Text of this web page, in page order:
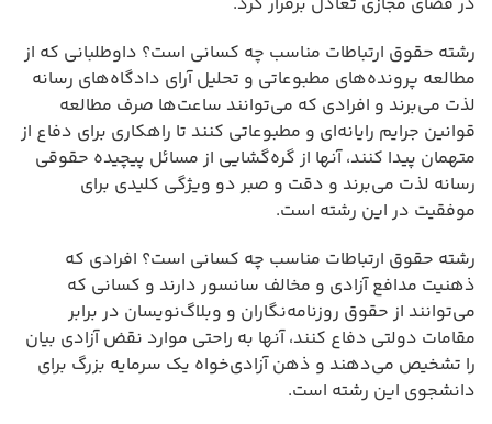
رشته حقوق ارتباطات مناسب چه کسانی است؟ داوطلبانی که از
مطالعه پرونده‌های مطبوعاتی و تحلیل آرای دادگاه‌های رسانه
لذت می‌برند و افرادی که می‌توانند ساعت‌ها صرف مطالعه
قوانین جرایم رایانه‌ای و مطبوعاتی کنند تا راهکاری برای دفاع از
متهمان پیدا کنند، آنها از گره‌گشایی از مسائل پیچیده حقوقی
رسانه لذت می‌برند و دقت و صبر دو ویژگی کلیدی برای
موفقیت در این رشته است.
رشته حقوق ارتباطات مناسب چه کسانی است؟ افرادی که
ذهنیت مدافع آزادی و مخالف سانسور دارند و کسانی که
می‌توانند از حقوق روزنامه‌نگاران و وبلاگ‌نویسان در برابر
مقامات دولتی دفاع کنند، آنها به راحتی موارد نقض آزادی بیان
را تشخیص می‌دهند و ذهن آزادی‌خواه یک سرمایه بزرگ برای
دانشجوی این رشته است.